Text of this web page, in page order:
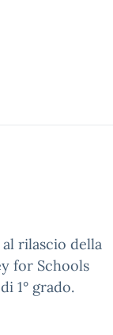
rilascio della
for Schools
1° grado.